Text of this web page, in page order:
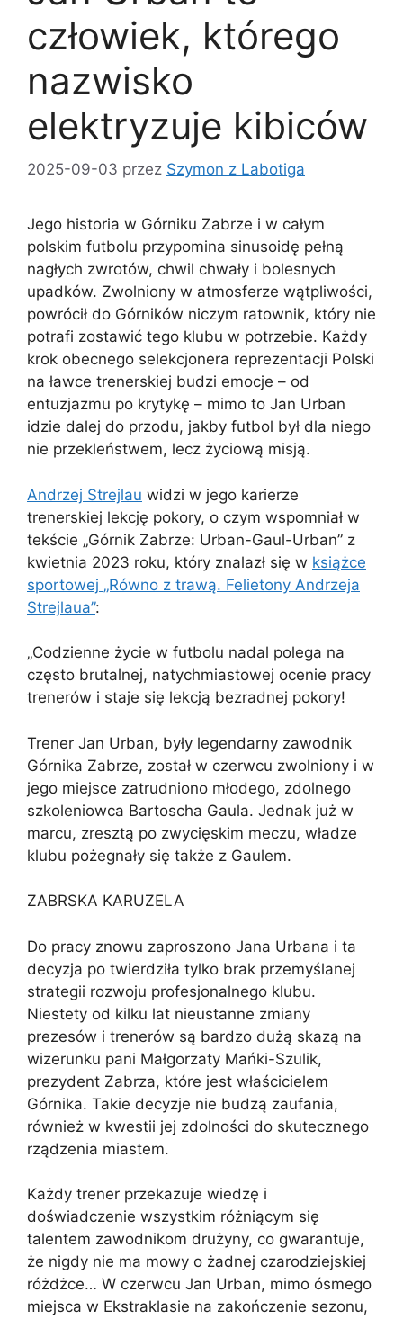
człowiek, którego
nazwisko
elektryzuje kibiców
2025-09-03 przez Szymon z Labotiga
Jego historia w Górniku Zabrze i w całym
polskim futbolu przypomina sinusoidę pełną
nagłych zwrotów, chwil chwały i bolesnych
upadków. Zwolniony w atmosferze wątpliwości,
powrócił do Górników niczym ratownik, który nie
potrafi zostawić tego klubu w potrzebie. Każdy
krok obecnego selekcjonera reprezentacji Polski
na ławce trenerskiej budzi emocje – od
entuzjazmu po krytykę – mimo to Jan Urban
idzie dalej do przodu, jakby futbol był dla niego
nie przekleństwem, lecz życiową misją.
Andrzej Strejlau widzi w jego karierze
trenerskiej lekcję pokory, o czym wspomniał w
tekście „Górnik Zabrze: Urban-Gaul-Urban” z
kwietnia 2023 roku, który znalazł się w książce
sportowej „Równo z trawą. Felietony Andrzeja
Strejlaua”:
„Codzienne życie w futbolu nadal polega na
często brutalnej, natychmiastowej ocenie pracy
trenerów i staje się lekcją bezradnej pokory!
Trener Jan Urban, były legendarny zawodnik
Górnika Zabrze, został w czerwcu zwolniony i w
jego miejsce zatrudniono młodego, zdolnego
szkoleniowca Bartoscha Gaula. Jednak już w
marcu, zresztą po zwycięskim meczu, władze
klubu pożegnały się także z Gaulem.
ZABRSKA KARUZELA
Do pracy znowu zaproszono Jana Urbana i ta
decyzja po twierdziła tylko brak przemyślanej
strategii rozwoju profesjonalnego klubu.
Niestety od kilku lat nieustanne zmiany
prezesów i trenerów są bardzo dużą skazą na
wizerunku pani Małgorzaty Mańki-Szulik,
prezydent Zabrza, które jest właścicielem
Górnika. Takie decyzje nie budzą zaufania,
również w kwestii jej zdolności do skutecznego
rządzenia miastem.
Każdy trener przekazuje wiedzę i
doświadczenie wszystkim różniącym się
talentem zawodnikom drużyny, co gwarantuje,
że nigdy nie ma mowy o żadnej czarodziejskiej
różdżce… W czerwcu Jan Urban, mimo ósmego
miejsca w Ekstraklasie na zakończenie sezonu,